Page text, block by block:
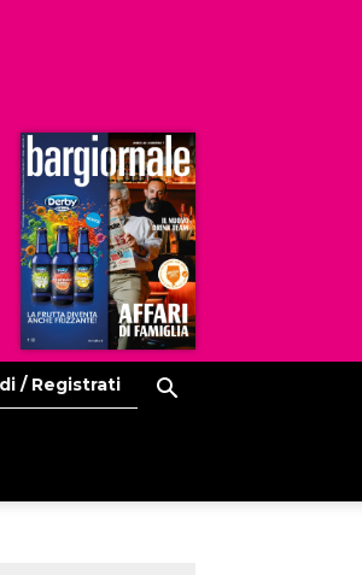
Ristoranti
Hoteldomani
/ Registrati